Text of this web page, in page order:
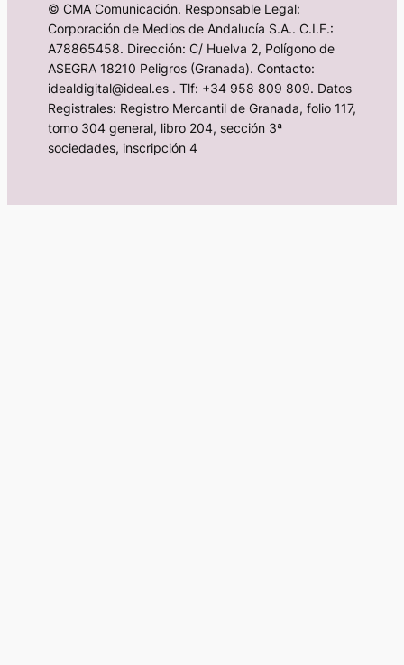
© CMA Comunicación. Responsable Legal:
Corporación de Medios de Andalucía S.A.. C.I.F.:
A78865458. Dirección: C/ Huelva 2, Polígono de
ASEGRA 18210 Peligros (Granada). Contacto:
idealdigital@ideal.es . Tlf: +34 958 809 809. Datos
Registrales: Registro Mercantil de Granada, folio 117,
tomo 304 general, libro 204, sección 3ª
sociedades, inscripción 4